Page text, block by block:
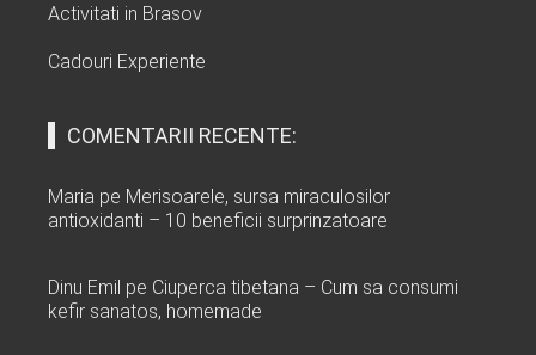
Activitati in Brasov
Cadouri Experiente
COMENTARII RECENTE:
Maria pe Merisoarele, sursa miraculosilor
antioxidanti – 10 beneficii surprinzatoare
Dinu Emil pe Ciuperca tibetana – Cum sa consumi
kefir sanatos, homemade